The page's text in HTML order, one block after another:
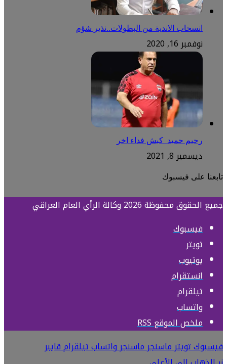
انسحاب الاندية من البطولات..نذير شؤم
نوفمبر 16, 2020
رحيم حميد_كبش فداء اخر
ديسمبر 8, 2021
تابعنا على فيسبوك
جميع الحقوق محفوظة 2026 وكالة الرأي العام العراقي
فيسبوك
تويتر
يوتيوب
انستقرام
تيلقرام
واتساب
ملخص الموقع RSS
فيسبوكتويتر ماسنجر ماسنجر واتسابتيلقرامڤايبر